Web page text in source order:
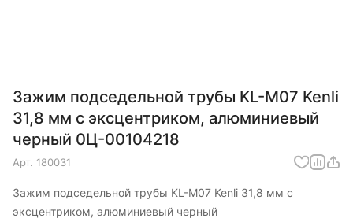
Зажим подседельной трубы KL-M07 Kenli
31,8 мм с эксцентриком, алюминиевый
черный 0Ц-00104218
Арт. 180031
Зажим подседельной трубы KL-M07 Kenli 31,8 мм с
эксцентриком, алюминиевый черный